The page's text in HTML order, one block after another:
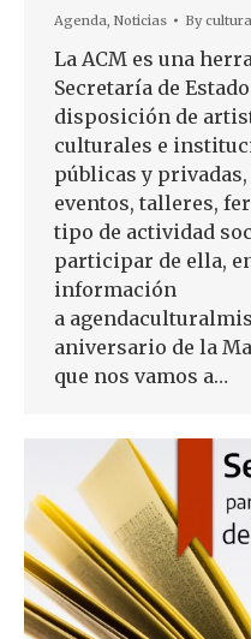
Agenda, Noticias Bycultura
La ACM es una
Secretaría de
disposición de
culturales e
públicas y
eventos, talleres,
tipo de actividad
participar de ella,
información
a
aniversario de la
que nos vamos a…